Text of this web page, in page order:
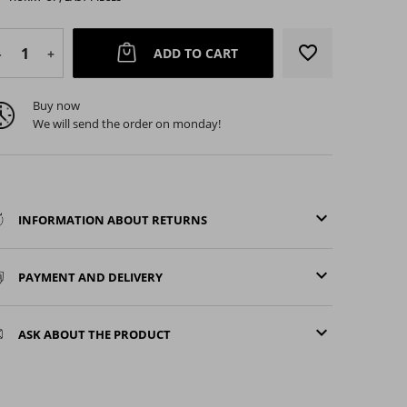
+ ADD TO CART favorite_border
Buy now
We will send the order on monday!
keyboard_arrow_down
INFORMATION ABOUT RETURNS
keyboard_arrow_down
PAYMENT AND DELIVERY
keyboard_arrow_down
ASK ABOUT THE PRODUCT